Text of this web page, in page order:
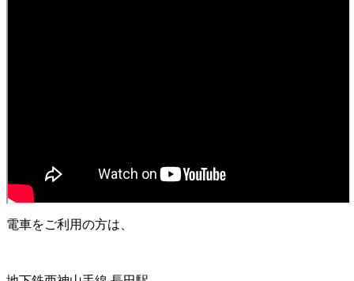
電車をご利用の方は、